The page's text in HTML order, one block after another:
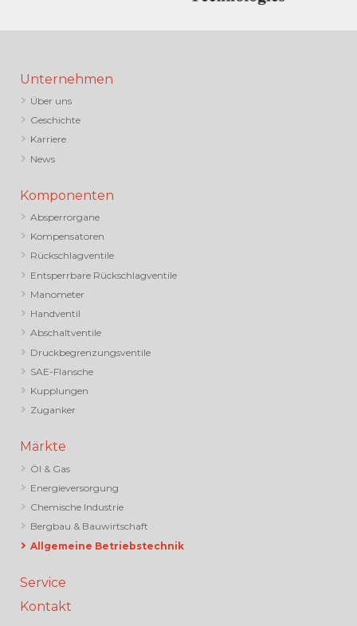
Unternehmen
Über uns
Geschichte
Karriere
News
Komponenten
Absperrorgane
Kompensatoren
Rückschlagventile
Entsperrbare Rückschlagventile
Manometer
Handventil
Abschaltventile
Druckbegrenzungsventile
SAE-Flansche
Kupplungen
Zuganker
Märkte
Öl & Gas
Energieversorgung
Chemische Industrie
Bergbau & Bauwirtschaft
Allgemeine Betriebstechnik
Service
Kontakt